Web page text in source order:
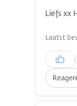
Liefs xx
Laatst
Inloggen
plaatsen